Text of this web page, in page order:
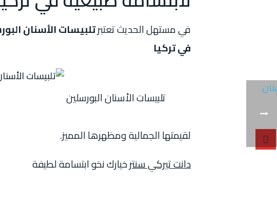
في مستهل الحديث تعتبرتلبيسات الأسنان
في تركيا
تلبيسات الأسنان البورسلين
لقيمتها الجمالية ومظهرها المميز.
دانت تيركي سنترخيارك نخو ابتسامة لطيفة